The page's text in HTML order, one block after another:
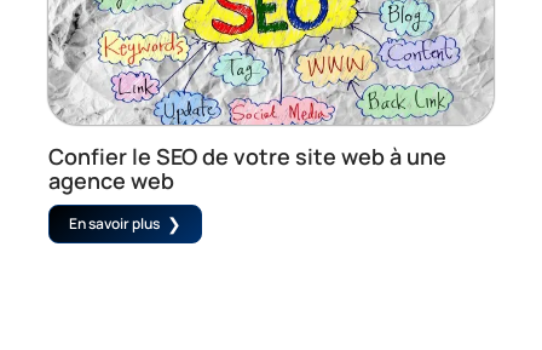
Confier le SEO de votre site web à une
agence web
En savoir plus